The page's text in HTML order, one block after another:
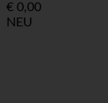
€ 0,00
NEU